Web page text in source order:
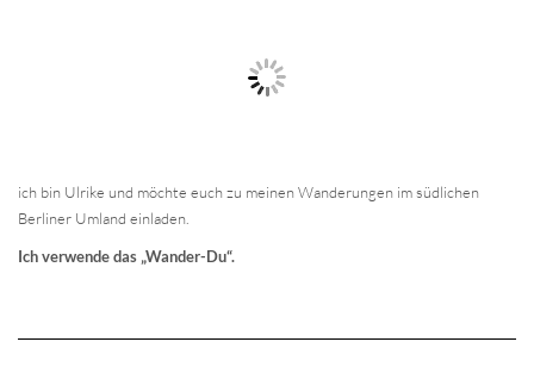
ich bin Ulrike und möchte euch zu meinen Wanderungen im südlichen
Berliner Umland einladen.
Ich verwende das „Wander-Du“.